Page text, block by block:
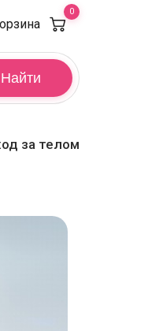
0
Найти
за телом